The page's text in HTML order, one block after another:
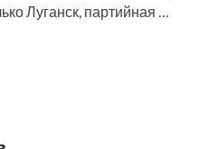
Луганск, партийная …